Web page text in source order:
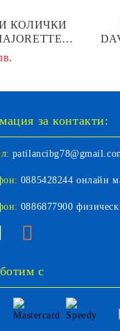
КОЛИЧКИ
за контакти:
0885428244 онлайн
0886877900
с